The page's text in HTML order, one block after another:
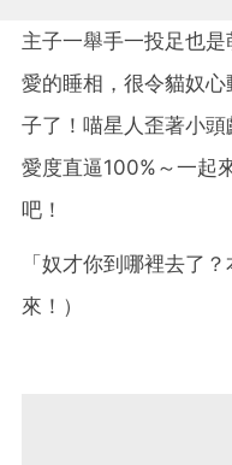
主子一舉手一投足也
愛的睡相，很令貓奴
子了！喵星人歪著小
愛度直逼100%～一起
吧！
「奴才你到哪裡去了
來！）